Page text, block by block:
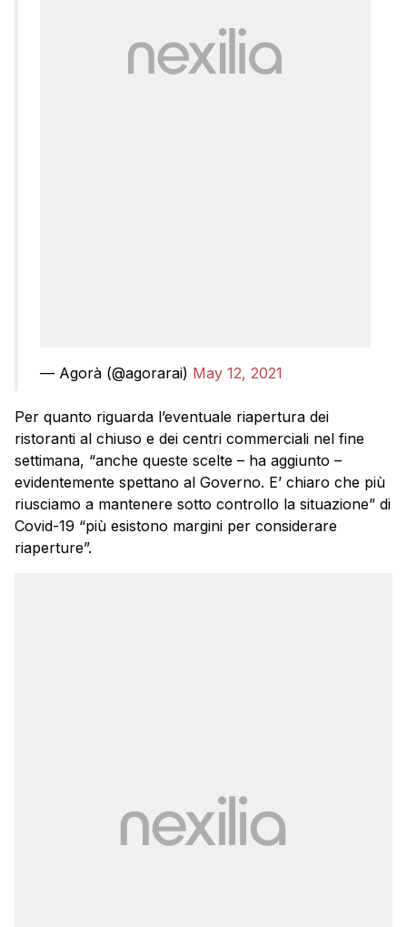
— Agorà (@agorarai) May 12, 2021
Per quanto riguarda l’eventuale riapertura dei
ristoranti al chiuso e dei centri commerciali nel fine
settimana, “anche queste scelte – ha aggiunto –
evidentemente spettano al Governo. E’ chiaro che più
riusciamo a mantenere sotto controllo la situazione” di
Covid-19 “più esistono margini per considerare
riaperture”.